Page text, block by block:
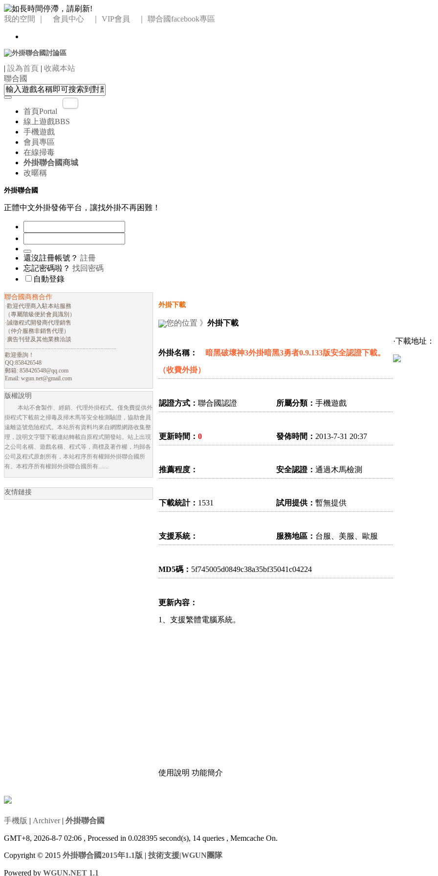
我的空間 ｜ 會員中心 ｜ VIP會員 ｜ 聯合國facebook專區
| 設為首頁 | 收藏本站
聯合國
首頁Portal
線上遊戲BBS
手機遊戲
會員專區
在線掃毒
外掛聯合國商城
改暱稱
外掛聯合國
正體中文外掛發佈平台，讓找外掛不再困難！
還沒註冊帳號？ 註冊
忘記密碼啦？ 找回密碼
自動登錄
聯合國商務合作
·歡迎代理商入駐本站服務
（專屬階級便於會員識別）
·誠徵程式開發商代理銷售
（仲介服務非銷售代理）
·廣告刊登及其他業務洽談
歡迎垂詢！
QQ:858426548
郵箱: 858426548@qq.com
Email: wgun.net@gmail.com
版權說明
本站不會製作、經銷、代理外掛程式。僅免費提供外
掛程式下載前之掃毒及掃木馬等安全檢測驗證，協助會員
遠離盜號危險程式。本站所有資料均來自網際網路收集整
理，說明文字暨下載連結轉載自原程式開發站。站上出現
之公司名稱、遊戲名稱、程式等，商標及著作權，均歸各
公司及程式原創所有，本站程序所有權歸外掛聯合國所
有。本程序所有權歸外掛聯合國所有.......
友情鏈接
外掛下載
您的位置 》外掛下載
外掛名稱： 暗黑破壞神3外掛暗黑3勇者0.9.133版安全認證下載。
（收費外掛）
認證方式：聯合國認證 所屬分類：手機遊戲
更新時間：0 發佈時間： 2013-7-31 20:37
推薦程度： 安全認證：通過木馬檢測
下載統計： 1531 試用提供：暫無提供
支援系統： 服務地區： 台服、美服、歐服
MD5碼： 5f745005d0849c38a35bf35041c04224
更新內容：
1、支援繁體電腦系統。
·下載地址：
使用說明 功能簡介
手機版 | Archiver| 外掛聯合國
GMT+8, 2026-8-7 02:06 , Processed in 0.028395 second(s), 14 queries , Memcache On.
Copyright © 2015 外掛聯合國2015年1.1版 | 技術支援|WGUN團隊
Powered by WGUN.NET 1.1